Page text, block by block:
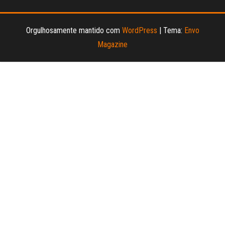
Orgulhosamente mantido com WordPress Tema: Envo
Magazine